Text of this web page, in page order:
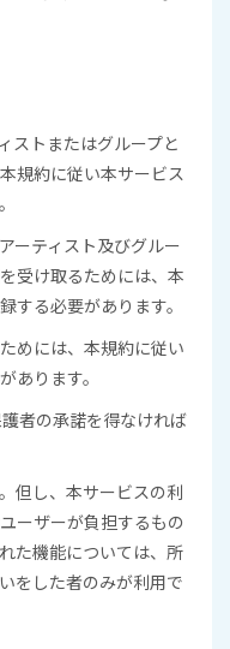
ストまたはグループと
規約に従い本サービス
ーティスト及びグルー
受け取るためには、本
する必要があります。
めには、本規約に従い
あります。
者の承諾を得なければ
但し、本サービスの利
ーザーが負担するもの
た機能については、所
をした者のみが利用で